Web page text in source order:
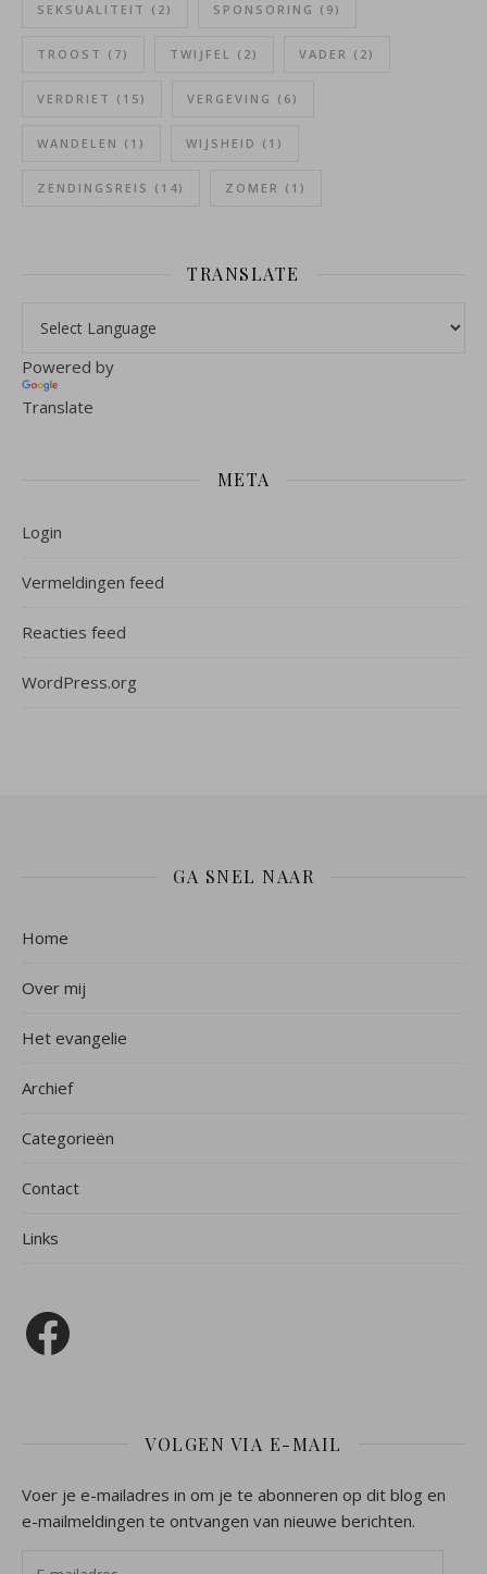
SEKSUALITEIT (2) SPONSORING (9)
TROOST (7) TWIJFEL (2) VADER (2)
VERDRIET (15) VERGEVING (6)
WANDELEN (1) WIJSHEID (1)
ZENDINGSREIS (14) ZOMER (1)
TRANSLATE
Powered by
Translate
META
Login
Vermeldingen feed
Reacties feed
WordPress.org
GA SNEL NAAR
Home
Over mij
Het evangelie
Archief
Categorieën
Contact
Links
Facebook
VOLGEN VIA E-MAIL
Voer je e-mailadres in om je te abonneren op dit blog en
e-mailmeldingen te ontvangen van nieuwe berichten.